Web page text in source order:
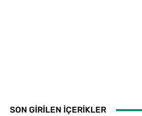
SON GİRİLEN İÇERİKLER